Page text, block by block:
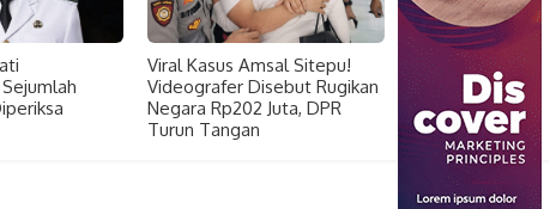
Viral Kasus Amsal Sitepu!
Videografer Disebut Rugikan
Negara Rp202 Juta, DPR
Turun Tangan